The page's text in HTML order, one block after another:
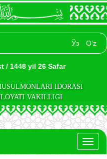
Ўз O‘z
/ 1448 yil 26 Safar
IDORASI
VAKILLIGI